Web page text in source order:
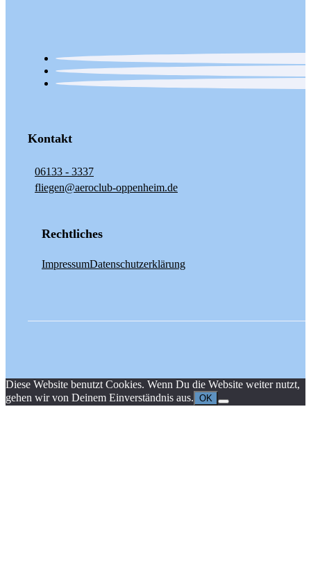
Kontakt
06133 - 3337
fliegen@aeroclub-oppenheim.de
Rechtliches
ImpressumDatenschutzerklärung
Diese Website benutzt Cookies. Wenn Du die Website weiter nutzt,
gehen wir von Deinem Einverständnis aus. OK